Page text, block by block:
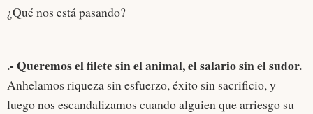
¿Qué nos está pasando?
.- Queremos el filete sin el animal, el salario sin el sudor.
Anhelamos riqueza sin esfuerzo, éxito sin sacrificio, y
luego nos escandalizamos cuando alguien que arriesgo su